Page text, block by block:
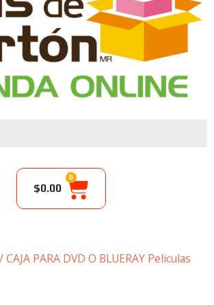
$0.00
0
/ CAJA PARA DVD O BLUERAY Peliculas